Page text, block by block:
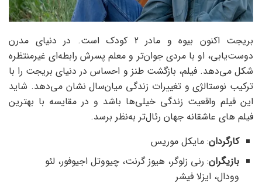
بریجت اکنون بیوه و مادر 2 کودک است. در دنیای مدرن
دوست‌یابی، او با مردی جوان‌تر و معلم پسرش رابطه‌ای غیرمنتظره
شکل می‌دهد. فیلم، بازگشت طنز و احساس در دنیای بریجت را با
ترکیب نوستالژی و تغییرات زندگی میان‌سال نشان می‌دهد. شاید
این فیلم واقعیت‌ زندگی خیلی‌ها باشد و در مقایسه با بهترین
فیلم های عاشقانه جهان رئال‌تر به‌نظر برسد.
کارگردان: مایکل موریس
بازیگران: رنی زلوگر، هیوز گرنت، چیووتل اجیوفور، لئو
وودال، ایزلا فیشر